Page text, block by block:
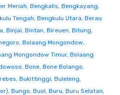
Meriah, Bengkalis, Bengkayang,
Tengah, Bengkulu Utara, Berau
, Binjai, Bintan, Bireuen, Bitung,
, Bolaang Mongondow,
Mongondow Timur, Bolaang
, Bone, Bone Bolango,
, Bukittinggi, Buleleng,
, Bungo, Buol, Buru, Buru Selatan,